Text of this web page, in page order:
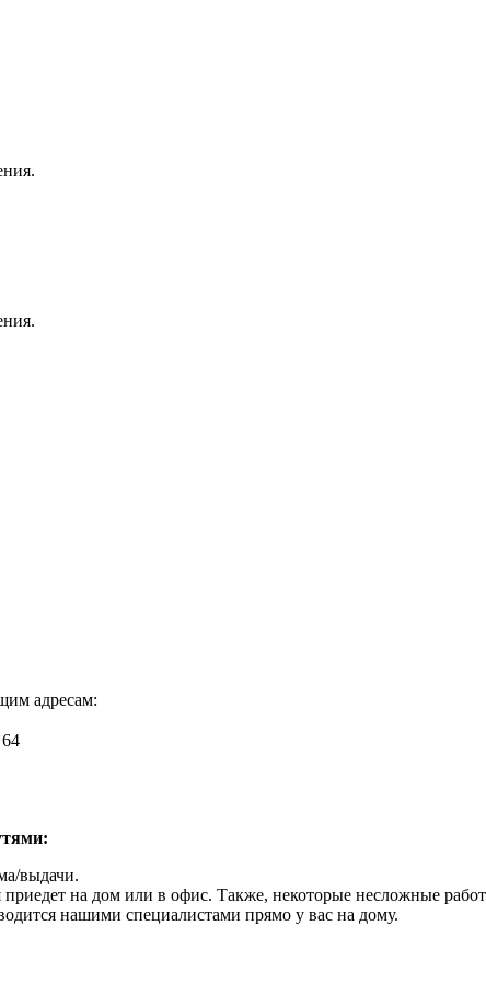
адресам:
выдачи.
на дом или в офис. Также, некоторые несложные
нашими специалистами прямо у вас на дому.